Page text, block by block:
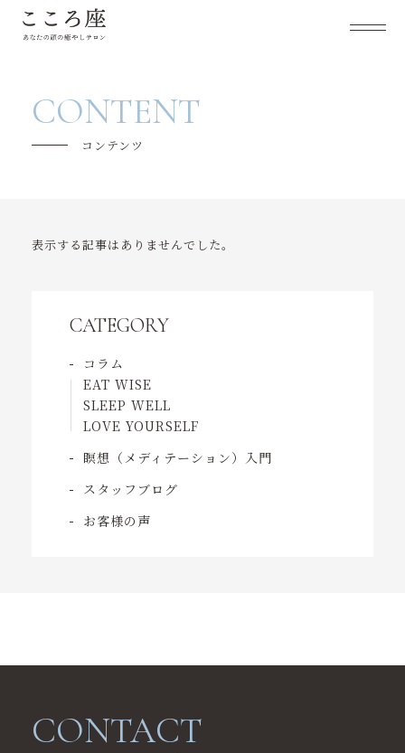
スケジュール
心身リセットまでのステップ
コンテンツ
CONTENT
コンテンツ
表示する記事はありませんでした。
CATEGORY
コラム
EAT WISE
SLEEP WELL
LOVE YOURSELF
瞑想（メディテーション）入門
スタッフブログ
お客様の声
CONTACT